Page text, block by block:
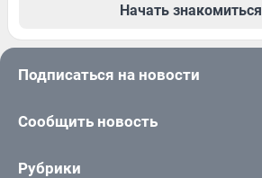
Начать знакомиться
Подписаться на новости
Сообщить новость
Рубрики